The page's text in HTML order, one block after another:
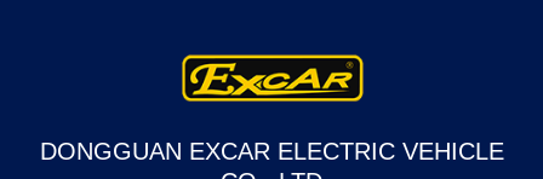
DONGGUAN EXCAR ELECTRIC VEHICLE